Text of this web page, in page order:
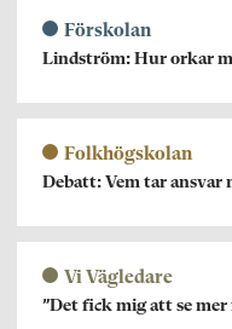
Förskolan
Lindström: Hur orkar
Folkhögskolan
Debatt: Vem tar
Vi Vägledare
”Det fick mig att se